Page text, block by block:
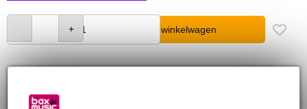
In winkelwagen
30 dagen 'niet goed geld terug' garantie